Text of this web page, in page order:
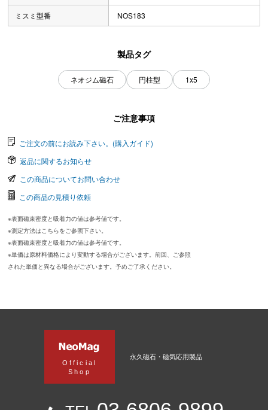
ミスミ型番 NOS183
製品タグ
ネオジム磁石 円柱型 1x5
ご注意事項
ご注文の前にお読み下さい。(購入ガイド)
返品に関するお知らせ
この商品についてお問い合わせ
この商品の見積り依頼
※表面磁束密度と吸着力の値は参考値です。
※測定方法はこちらをご参照下さい。
※表面磁束密度と吸着力の値は参考値です。
※単価は原材料価格により変動する場合がございます。前回、ご参照
された単価と異なる場合がございます。予めご了承ください。
Official
Shop
永久磁石・磁気応用製品